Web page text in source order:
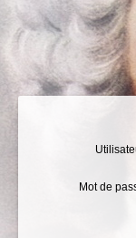
Mot de